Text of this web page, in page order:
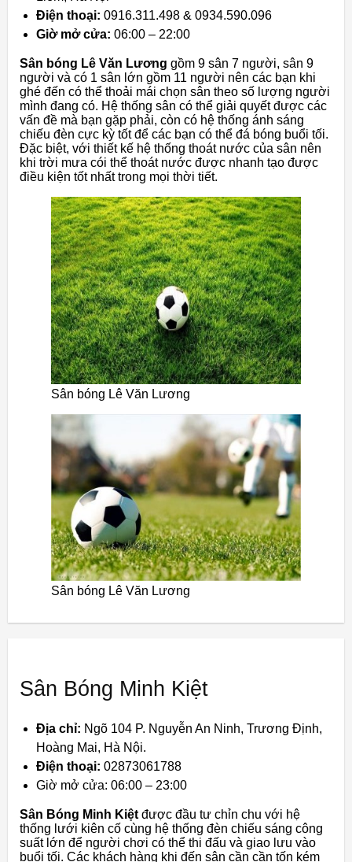
Điện thoại: 0916.311.498 & 0934.590.096
Giờ mở cửa: 06:00 – 22:00
Sân bóng Lê Văn Lương gồm 9 sân 7 người, sân 9
người và có 1 sân lớn gồm 11 người nên các bạn khi
ghé đến có thể thoải mái chọn sân theo số lượng người
mình đang có. Hệ thống sân có thể giải quyết được các
vấn đề mà bạn gặp phải, còn có hệ thống ánh sáng
chiếu đèn cực kỳ tốt để các bạn có thể đá bóng buổi tối.
Đặc biệt, với thiết kế hệ thống thoát nước của sân nên
khi trời mưa cói thể thoát nước được nhanh tạo được
điều kiện tốt nhất trong mọi thời tiết.
Sân bóng Lê Văn Lương
Sân bóng Lê Văn Lương
Sân Bóng Minh Kiệt
Địa chỉ: Ngõ 104 P. Nguyễn An Ninh, Trương Định,
Hoàng Mai, Hà Nội.
Điện thoại: 02873061788
Giờ mở cửa: 06:00 – 23:00
Sân Bóng Minh Kiệt được đầu tư chỉn chu với hệ
thống lưới kiên cố cùng hệ thống đèn chiếu sáng công
suất lớn để người chơi có thể thi đấu và giao lưu vào
buổi tối. Các khách hàng khi đến sân cần cần tốn kém